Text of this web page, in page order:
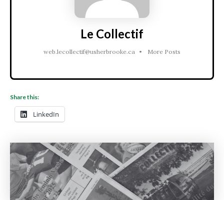
Le Collectif
web.lecollectif@usherbrooke.ca • More Posts
Share this:
LinkedIn